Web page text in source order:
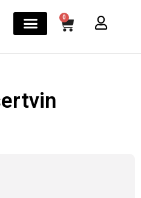
0